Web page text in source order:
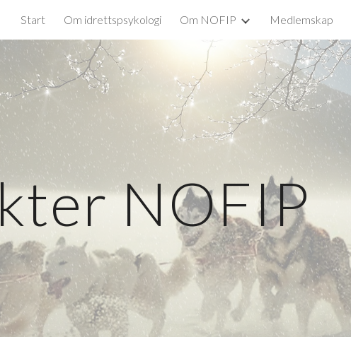
Skip to navigation
Start Om idrettspsykologi Om NOFIP Medlemskap
NOFIP